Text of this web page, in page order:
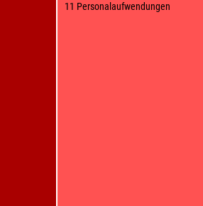
11 Personalaufwendungen